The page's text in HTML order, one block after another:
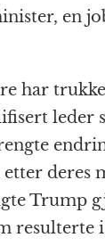
en
har
leder
deres
Trump
resulterte